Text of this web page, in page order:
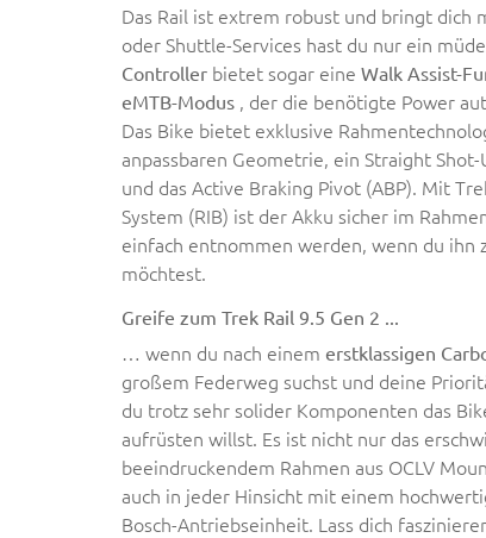
Das Rail ist extrem robust und bringt dich
oder Shuttle-Services hast du nur ein
Controller bietet sogar eine Walk Assist-
eMTB-Modus , der die benötigte Power
Das Bike bietet exklusive
anpassbaren Geometrie, ein Straight
und das Active Braking Pivot (ABP). Mit
System (RIB) ist der Akku sicher im
einfach entnommen werden, wenn du ihn
möchtest.
Greife zum Trek Rail 9.5 Gen 2 ...
… wenn du nach einem erstklassigen
großem Federweg suchst und deine
du trotz sehr solider Komponenten das
aufrüsten willst. Es ist nicht nur das
beeindruckendem Rahmen aus OCLV
auch in jeder Hinsicht mit einem
Bosch-Antriebseinheit. Lass dich